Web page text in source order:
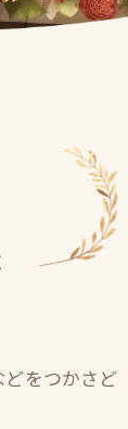
をつかさど